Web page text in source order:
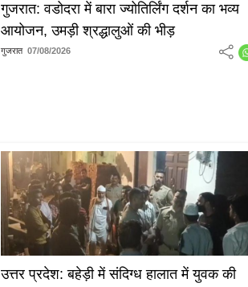
गुजरात: वडोदरा में बारा ज्योतिर्लिंग दर्शन का भव्य
आयोजन, उमड़ी श्रद्धालुओं की भीड़
गुजरात 07/08/2026
उत्तर प्रदेश: बहेड़ी में संदिग्ध हालात में युवक की